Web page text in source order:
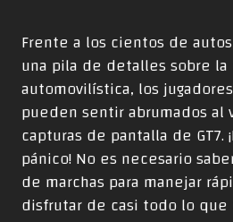
Frente a los cientos de
una pila de detalles sobre
automovilística, los
pueden sentir abrumados al
capturas de pantalla de
pánico! No es necesario
de marchas para manejar
disfrutar de casi todo lo que